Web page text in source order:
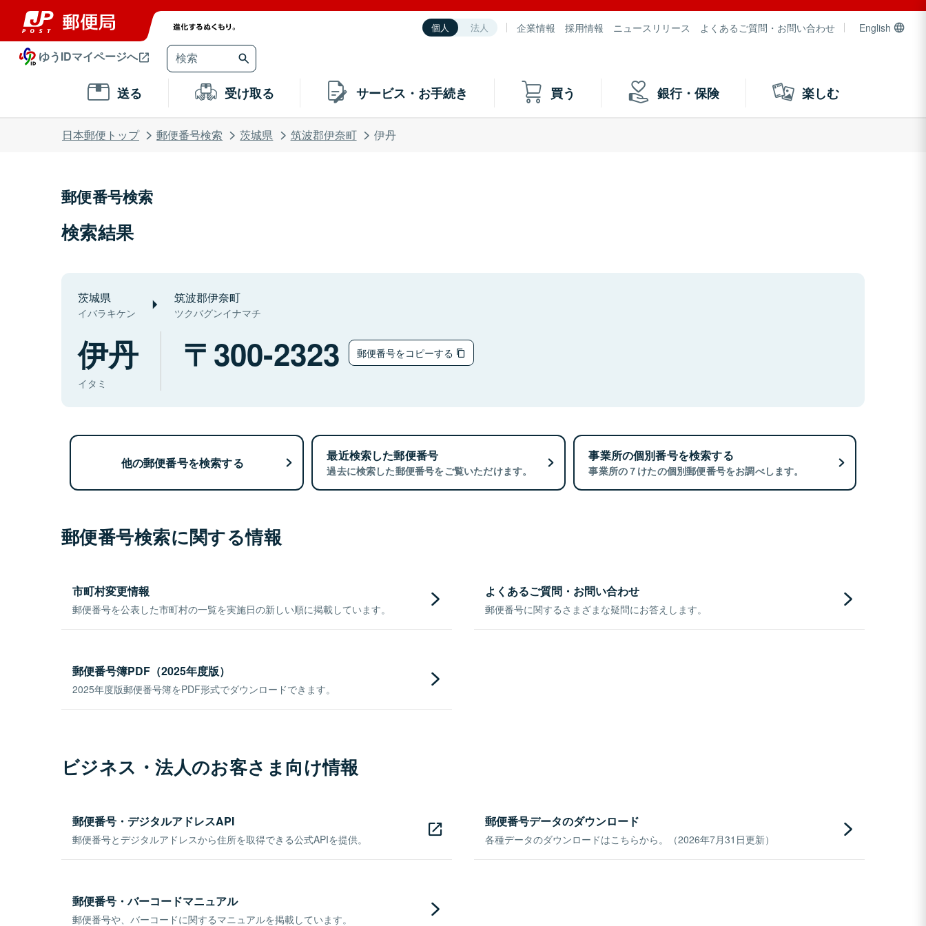
個人 法人 企業情報 採用情報 ニュースリリース よくあるご質問・お問い合わせ English
ゆうIDマイページへ
送る 受け取る サービス・お手続き 買う 銀行・保険 楽しむ
日本郵便トップ 郵便番号検索 茨城県 筑波郡伊奈町 伊丹
郵便番号検索
検索結果
茨城県
イバラキケン
筑波郡伊奈町
ツクバグンイナマチ
伊丹
イタミ
300-2323 郵便番号をコピーする
他の郵便番号を検索する 最近検索した郵便番号
過去に検索した郵便番号をご覧いただけます。
事業所の個別番号を検索する
事業所の７けたの個別郵便番号をお調べします。
郵便番号検索に関する情報
市町村変更情報
郵便番号を公表した市町村の一覧を実施日の新しい順に掲載しています。
よくあるご質問・お問い合わせ
郵便番号に関するさまざまな疑問にお答えします。
郵便番号簿PDF（2025年度版）
2025年度版郵便番号簿をPDF形式でダウンロードできます。
ビジネス・法人のお客さま向け情報
郵便番号・デジタルアドレスAPI
郵便番号とデジタルアドレスから住所を取得できる公式APIを提供。
郵便番号データのダウンロード
各種データのダウンロードはこちらから。（2026年7月31日更新）
郵便番号・バーコードマニュアル
郵便番号や、バーコードに関するマニュアルを掲載しています。